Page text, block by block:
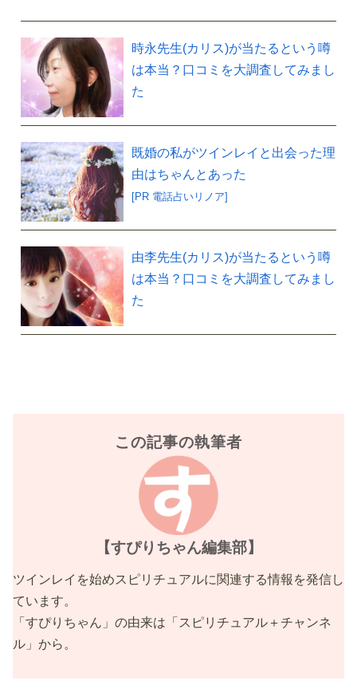
時永先生(カリス)が当たるという噂
は本当？口コミを大調査してみまし
た
既婚の私がツインレイと出会った理
由はちゃんとあった
[PR 電話占いリノア]
由李先生(カリス)が当たるという噂
は本当？口コミを大調査してみまし
た
この記事の執筆者
【すぴりちゃん編集部】
ツインレイを始めスピリチュアルに関連する情報を発信し
ています。
「すぴりちゃん」の由来は「スピリチュアル＋チャンネ
ル」から。